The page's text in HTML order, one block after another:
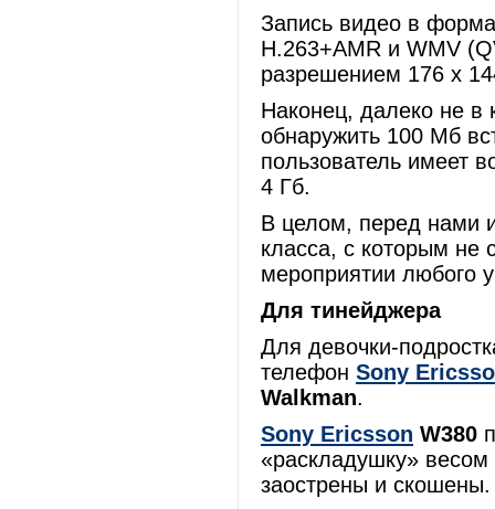
Запись видео в
H.263+AMR и WMV
разрешением 176 х
Наконец, далеко не
обнаружить 100 Мб
пользователь имеет
4 Гб.
В целом, перед нами
класса, с которым не
мероприятии любого
Для тинейджера
Для девочки-
телефон Sony
Walkman.
Sony Ericsson W380
«раскладушку»
заострены и скошены.